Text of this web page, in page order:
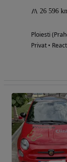
26 596
Ploiesti
Privat •